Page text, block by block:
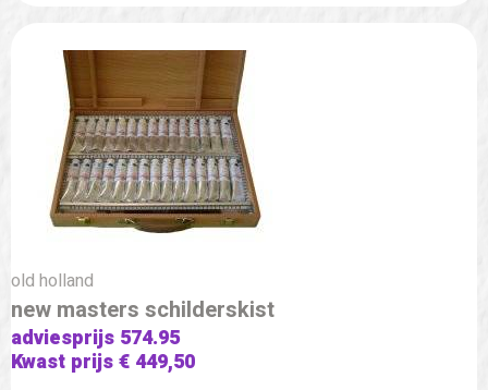
old holland
new masters schilderskist
adviesprijs 574.95
Kwast prijs € 449,50